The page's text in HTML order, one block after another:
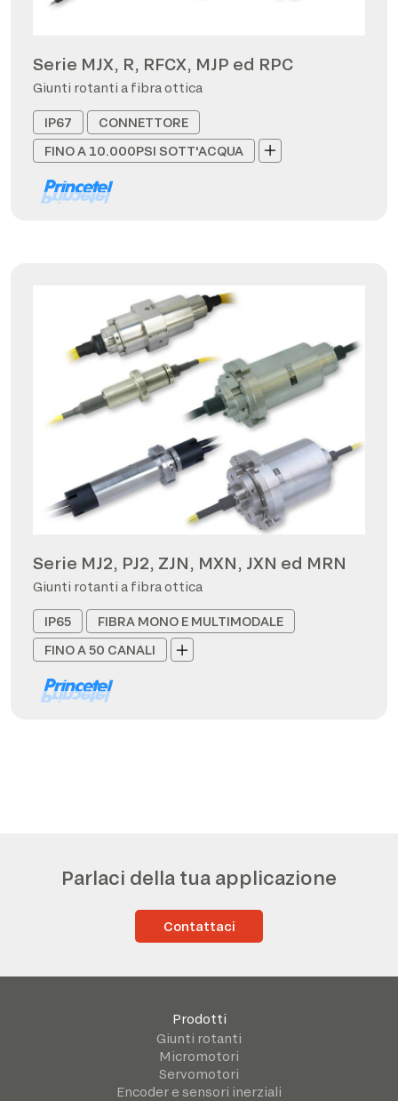
Serie MJX, R, RFCX, MJP ed RPC
Giunti rotanti a fibra ottica
IP67
CONNETTORE
FINO A 10.000PSI SOTT'ACQUA
Serie MJ2, PJ2, ZJN, MXN, JXN ed MRN
Giunti rotanti a fibra ottica
IP65
FIBRA MONO E MULTIMODALE
FINO A 50 CANALI
Parlaci della tua applicazione
Contattaci
Prodotti
Giunti rotanti
Micromotori
Servomotori
Encoder e sensori inerziali